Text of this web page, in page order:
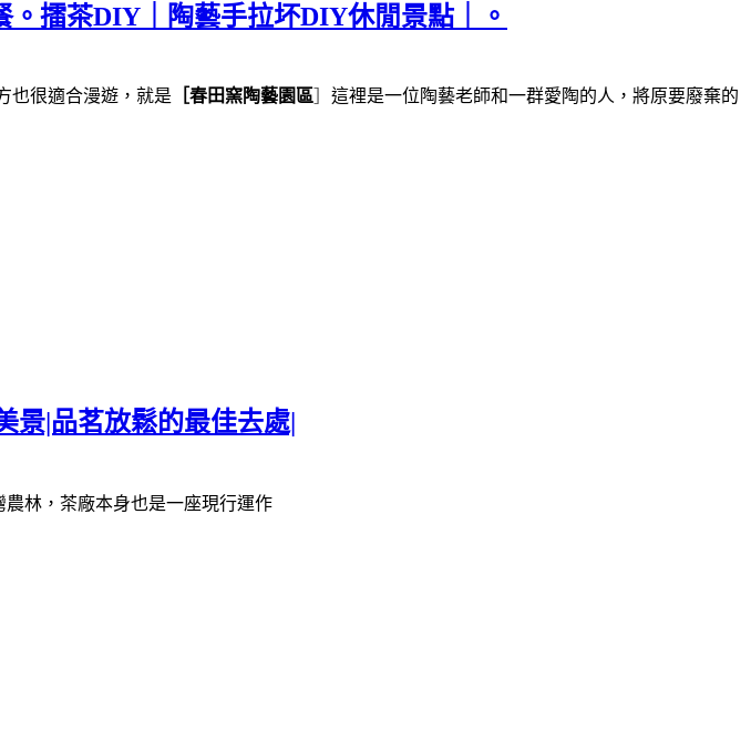
。擂茶DIY｜陶藝手拉坏DIY休閒景點｜。
也很適合漫遊，就是 ［春田窯陶藝園區
這裡是一位陶藝老師和一群愛陶的人，將原要廢棄的
景|品茗放鬆的最佳去處|
農林，茶廠本身也是一座現行運作